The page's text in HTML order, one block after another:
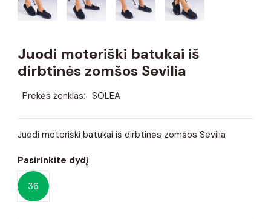
Juodi moteriški batukai iš
dirbtinės zomšos Sevilia
Prekės ženklas: SOLEA
Juodi moteriški batukai iš dirbtinės zomšos Sevilia
Pasirinkite dydį
36